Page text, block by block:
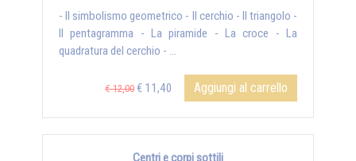
- Il simbolismo geometrico - Il cerchio - Il triangolo -
Il pentagramma - La piramide - La croce - La
quadratura del cerchio - ...
€ 12,00 € 11,40 Aggiungi al carrello
Centri e corpi sottili